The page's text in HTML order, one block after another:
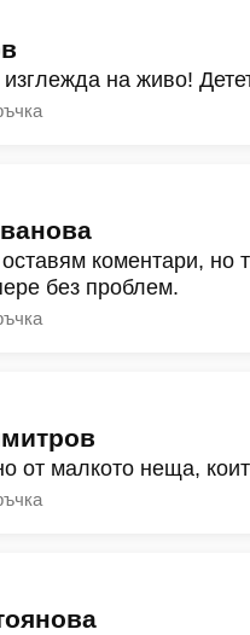
на живо!
коментари, но
без проблем.
от малкото неща,